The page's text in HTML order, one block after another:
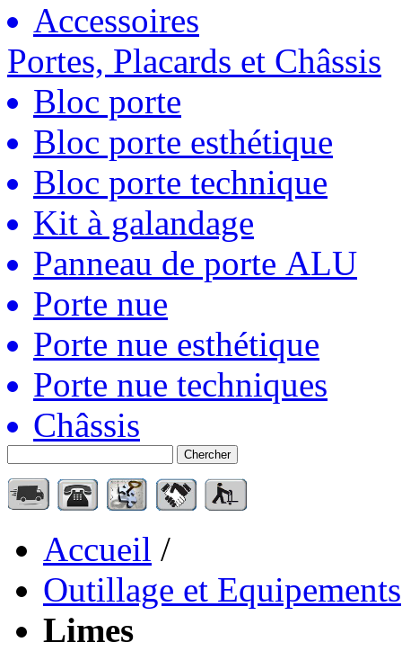
Accessoires
Portes, Placards et Châssis
Bloc porte
Bloc porte esthétique
Bloc porte technique
Kit à galandage
Panneau de porte ALU
Porte nue
Porte nue esthétique
Porte nue techniques
Châssis
Chercher
Accueil /
Outillage et Equipements
Limes